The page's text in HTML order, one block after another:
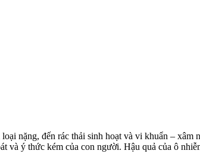
nặng, đến rác thải sinh hoạt và vi khuẩn –
và ý thức kém của con người. Hậu quả của ô